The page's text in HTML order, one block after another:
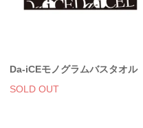
Da-iCEモノグラムバスタオル
SOLD OUT